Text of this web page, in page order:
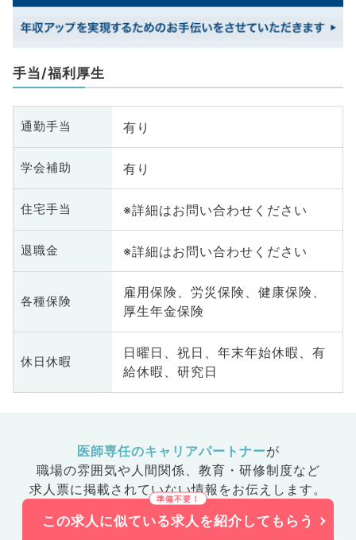
手当/福利厚生
通勤手当 有り
学会補助 有り
住宅手当 ※詳細はお問い合わせください
退職金 ※詳細はお問い合わせください
各種保険
雇用保険、労災保険、健康保険、
厚生年金保険
休日休暇
日曜日、祝日、年末年始休暇、有
給休暇、研究日
医師専任のキャリアパートナーが
職場の雰囲気や人間関係、 教育・研修制度など
求人票に掲載されていない情報をお伝えします。
この求人に似ている求人を紹介してもらう